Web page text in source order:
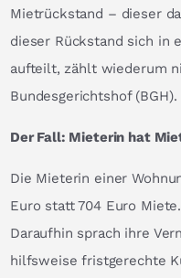
Mietrückstand – dieser
dieser Rückstand sich in
aufteilt, zählt wiederum
Bundesgerichtshof (BGH).
Der Fall: Mieterin hat
Die Mieterin einer
Euro statt 704 Euro
Daraufhin sprach ihre
hilfsweise fristgerechte